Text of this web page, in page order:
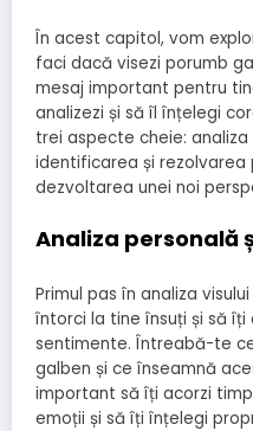
În acest capitol, vom
faci dacă visezi porumb
mesaj important pentru
analizezi și să îl înțelegi
trei aspecte cheie:
identificarea și rezolvarea
dezvoltarea unei noi
Analiza personală
Primul pas în analiza
întorci la tine însuți și să îți
sentimente. Întreabă-te
galben și ce înseamnă
important să îți acorzi
emoții și să îți înțelegi